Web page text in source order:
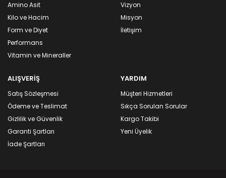
Amino Asit
Kilo ve Hacim
Form ve Diyet
Performans
Vitamin ve Mineraller
Vizyon
Misyon
İletişim
ALIŞVERİŞ
Satış Sözleşmesi
Ödeme ve Teslimat
Gizlilik ve Güvenlik
Garanti Şartları
İade Şartları
YARDIM
Müşteri Hizmetleri
Sıkça Sorulan Sorular
Kargo Takibi
Yeni Üyelik